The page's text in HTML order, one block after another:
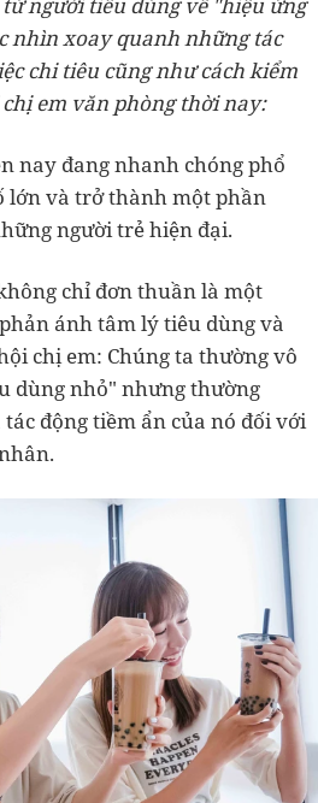
nhìn xoay quanh những tác
chi tiêu cũng như cách kiểm
em văn phòng thời nay:
nay đang nhanh chóng phổ
lớn và trở thành một phần
người trẻ hiện đại.
chỉ đơn thuần là một
ánh tâm lý tiêu dùng và
chị em: Chúng ta thường vô
dùng nhỏ" nhưng thường
động tiềm ẩn của nó đối với